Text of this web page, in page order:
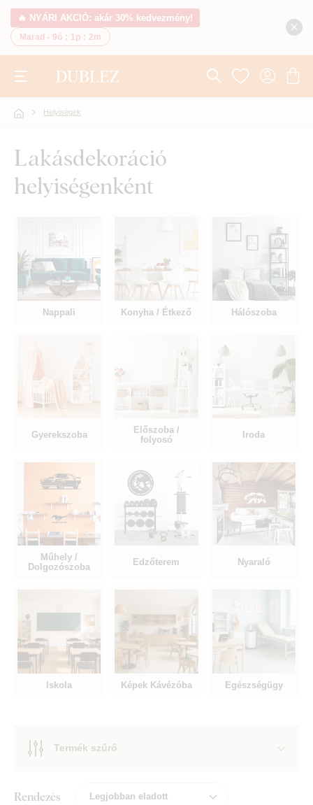
🔥 NYÁRI AKCIÓ: akár 30% kedvezmény!
Marad - 9ó : 1p : 1m
Helyiségek
Lakásdekoráció
helyiségenként
Nappali Konyha / Étkező Hálószoba
Gyerekszoba
Előszoba /
folyosó
Iroda
Műhely /
Dolgozószoba
Edzőterem Nyaraló
Iskola Képek Kávézóba Egészségügy
Termék szűrő
Rendezés